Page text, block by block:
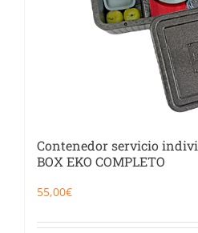
Contenedor servicio
BOX EKO COMPLETO
55,00€